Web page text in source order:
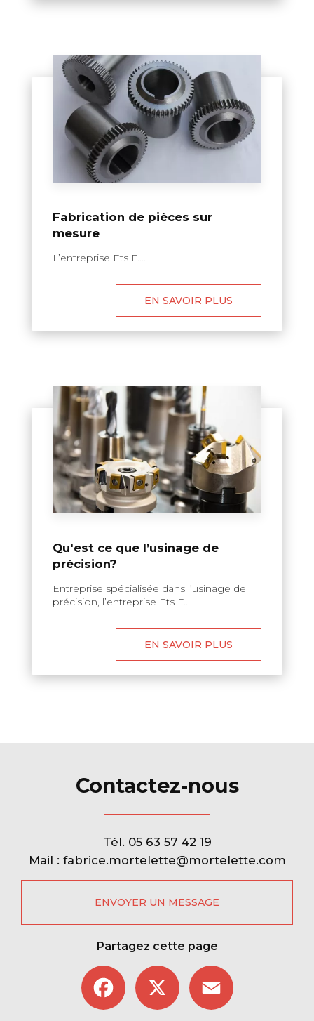
Fabrication de pièces sur
mesure
L’entreprise Ets F....
EN SAVOIR PLUS
Qu'est ce que l’usinage de
précision?
Entreprise spécialisée dans l’usinage de
précision, l’entreprise Ets F....
EN SAVOIR PLUS
Contactez-nous
Tél. 05 63 57 42 19
Mail : fabrice.mortelette@mortelette.com
ENVOYER UN MESSAGE
Partagez cette page
Facebook